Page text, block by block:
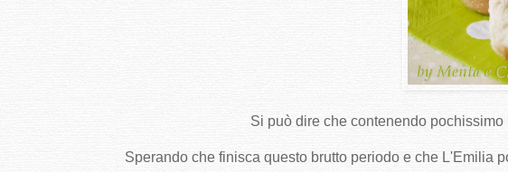
Si può dire che contenendo
Sperando che finisca questo brutto periodo e che L'Emilia